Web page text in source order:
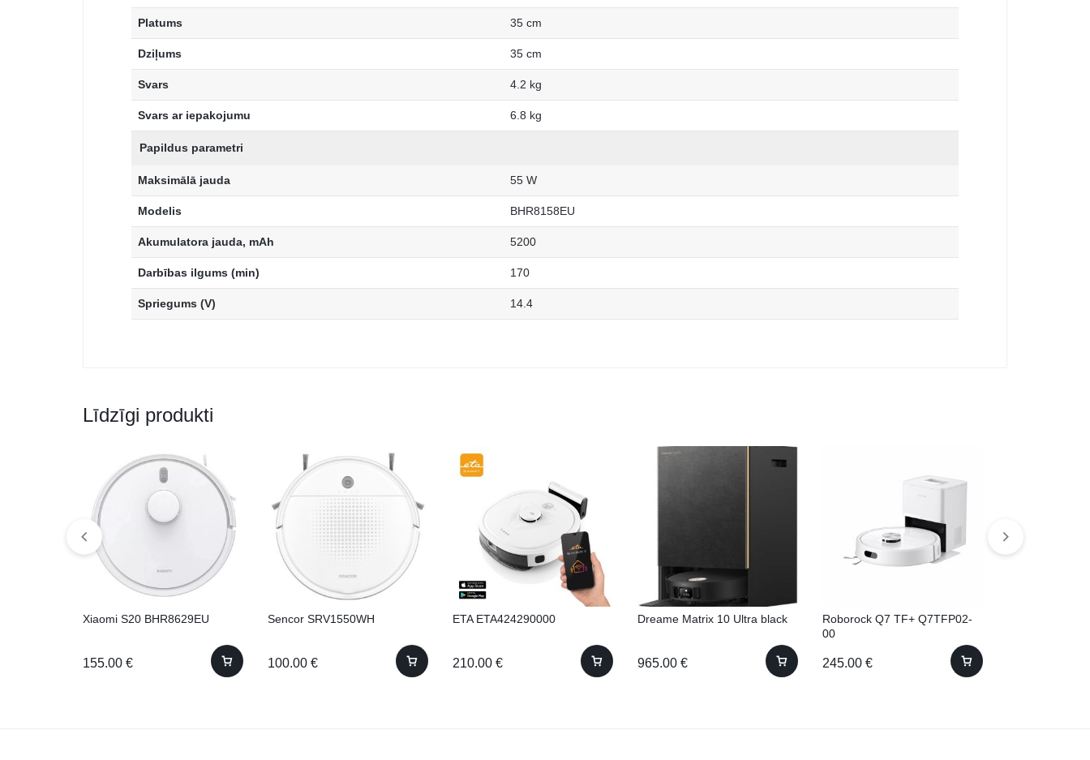
Platums 35 cm
Dziļums 35 cm
Svars 4.2 kg
Svars ar iepakojumu 6.8 kg
Papildus parametri
Maksimālā jauda 55 W
Modelis BHR8158EU
Akumulatora jauda, mAh 5200
Darbības ilgums (min) 170
Spriegums (V) 14.4
Līdzīgi produkti
Xiaomi S20 BHR8629EU
155.00 €
Sencor SRV1550WH
100.00 €
ETA ETA424290000
210.00 €
Dreame Matrix 10 Ultra black
965.00 €
Roborock Q7 TF+ Q7TFP02-
00
245.00 €